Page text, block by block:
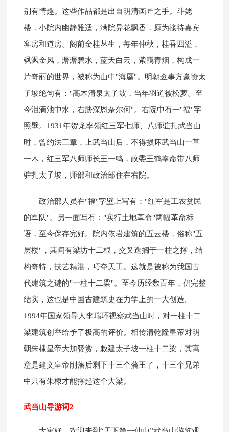
别有情趣。这些作品都是出自明清画匠之手。斗姥
楼，小院内幽静雅适，满院异花飘香，原为接待嘉宾
客房和道房。阁前金桂丛生，每年仲秋，桂香四溢，
飒飒金风，潺潺碧水，蓝天白云，紫靄青烟，构成一
片奇丽的世界，被称为山中"海蜃"。明朝佥事方豪赞太
子坡绝句有："高木清泉太子坡，当年羽道被松萝。至
今泪滴池中水，右胁深恩奈尔何"。右院中有一"福"字
照壁。1931年贺龙率领红三军七师、八师驻扎武当山
时，曾约法三章，上武当山后，不得损坏武当山一草
一木，红三军八师师长王一鸣，政委王鹤奉命带八师
驻扎太子坡，师部和政治部住在右院。
政治部人员在"福"字壁上写有："红军是工农贫民
的军队"。另一面写有："实行土地革命"两幅革命标
语，至今保存完好。院内依岩建筑的五云楼，俗称"五
层楼"，其间有梁坊十二根，交叉迭搁于一柱之撑，结
构奇特，技艺精湛，巧夺天工。这就是被称为我国古
代建筑之谜的"一柱十二梁"。至今历经数百年，仍完整
结实，这也是中国古建筑史在力学上的一大创造。
1994年国家领导人李瑞环视察武当山时，对一柱十二
梁建筑创举给予了极高的评价。相传清乾隆皇帝对明
朝朱棣皇帝大加赞赏，敕建太子坡一柱十二梁，其寓
意是建文皇帝削藩后剩下十三个藩王了，十三个兄弟
中只有朱棣才能撑起这个大梁。
武当山导游词2